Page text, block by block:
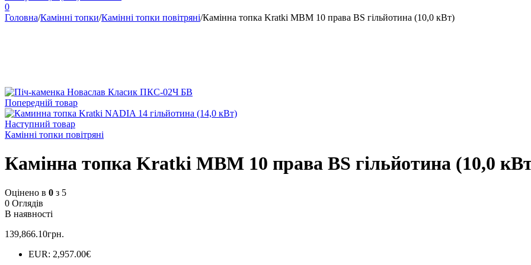
0
Головна/Камінні топки/Камінні топки повітряні/Камінна топка Kratki MBM 10 права BS гільйотина (10,0 кВт)
Попередній товар
Наступний товар
Камінні топки повітряні
Камінна топка Kratki MBM 10 права BS гільйотина (10,0
Оцінено в 0 з 5
0 Оглядів
В наявності
139,866.10грн.
EUR: 2,957.00€